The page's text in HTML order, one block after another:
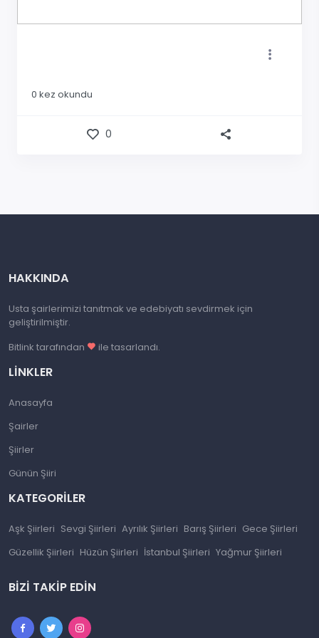
0 kez okundu
0
HAKKINDA
Usta şairlerimizi tanıtmak ve edebiyatı sevdirmek için
geliştirilmiştir.
Bitlink tarafından
ile tasarlandı.
LINKLER
Anasayfa
Şairler
Şiirler
Günün Şiiri
KATEGORILER
Aşk Şiirleri Sevgi Şiirleri Ayrılık Şiirleri Barış Şiirleri Gece Şiirleri
Güzellik Şiirleri Hüzün Şiirleri İstanbul Şiirleri Yağmur Şiirleri
BIZI TAKIP EDIN